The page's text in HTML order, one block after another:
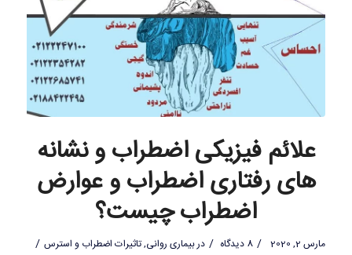
علائم فیزیکی اضطراب و نشانه
های رفتاری اضطراب و عوارض
اضطراب چیست؟
مارس 2, 2020 / 8 دیدگاه / دربیماری روانی,تاثیرات اضطراب و استرس /